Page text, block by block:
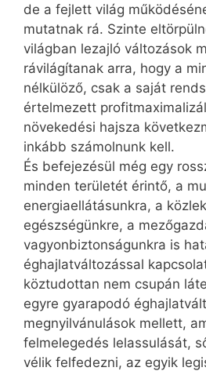
de a fejlett világ
mutatnak rá. Szinte
világban lezajló változások
rávilágítanak arra, hogy a
nélkülöző, csak a saját
értelmezett
növekedési hajsza
inkább számolnunk kell.
És befejezésül még egy
minden területét érintő, a
energiaellátásunkra, a
egészségünkre, a
vagyonbiztonságunkra is
éghajlatváltozással
köztudottan nem csupán
egyre gyarapodó
megnyilvánulások mellett,
felmelegedés lelassulását,
vélik felfedezni, az egyik